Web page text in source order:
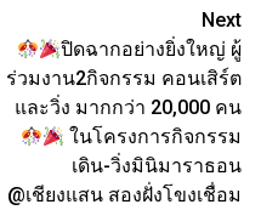
Next
ปิดฉากอย่างยิ่งใหญ่ ผู้
ร่วมงาน2กิจกรรม คอนเสิร์ต
และวิ่ง มากกว่า 20,000 คน
ในโครงการกิจกรรม
เดิน-วิ่งมินิมาราธอน
@เชียงแสน สองฝั่งโขงเชื่อม